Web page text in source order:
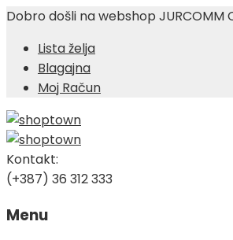
Dobro došli na webshop JURCOMM
Lista želja
Blagajna
Moj Račun
Kontakt:
(+387) 36 312 333
Menu